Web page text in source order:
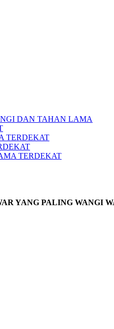
DAN TAHAN LAMA
TERDEKAT
TERDEKAT
YANG PALING WANGI